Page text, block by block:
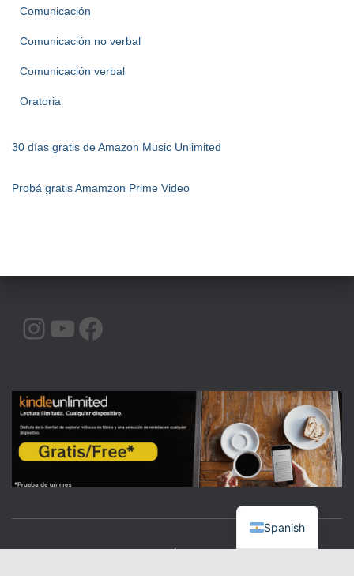
Comunicación
Comunicación no verbal
Comunicación verbal
Oratoria
30 días gratis de Amazon Music Unlimited
Probá gratis Amamzon Prime Video
INSTAGRAM YOUTUBE
Spanish